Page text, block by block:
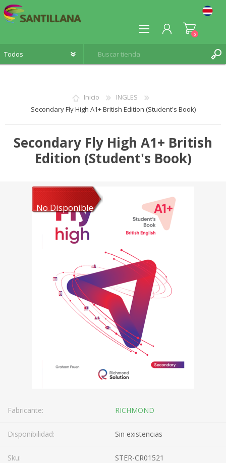
0
Inicio
INGLES
Secondary Fly High A1+ British Edition (Student's Book)
Secondary Fly High A1+ British
Edition (Student's Book)
No Disponible
Fabricante: RICHMOND
Disponibilidad: Sin existencias
Sku: STER-CR01521